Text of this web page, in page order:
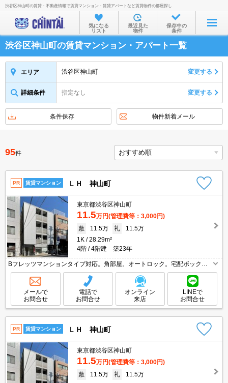
お部屋を探す
沿線・駅から
住所から
物件特集から
不動産会社から
TOP
渋谷区神山町の賃貸・不動産情報で賃貸マンション・賃貸アパートなど賃貸物件の部屋探し
気になる
リスト
最近見た
物件
保存中の
条件
渋谷区神山町の賃貸マンション・アパート一覧
エリア 渋谷区神山町 変更する
詳細条件 指定なし 変更する
条件保存 物件新着メール
95件
PR 賃貸マンション ＬＨ 神山町
東京都渋谷区神山町
11.5万円(管理費等：3,000円)
敷
11.5万 礼
11.5万
1K
28.29m²
4階
4階建 築23年
Bフレッツマンションタイプ対応。角部屋。オートロック。宅配ボックス
あり。都心エリアのお部屋探しはお任せください。エイブル女子割で仲介
手数料家賃の0.55ヶ月分より10％ＯＦＦ。都内通勤の方におすすめ。
メールで
お問合せ
電話で
お問合せ
オンライン
来店
LINEで
お問合せ
PR 賃貸マンション ＬＨ 神山町
東京都渋谷区神山町
11.5万円(管理費等：3,000円)
敷
11.5万 礼
11.5万